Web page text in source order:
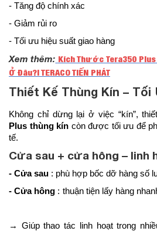
- Tăng độ chính xác
- Giảm rủi ro
- Tối ưu hiệu suất giao hàng
Xem thêm: Kích Thước Tera350
Ở Đâu?| TERACO TIẾN PHÁT
Thiết Kế Thùng Kín – Tối
Không chỉ dừng lại ở việc “kín”,
Plus thùng kín còn được tối ưu để
tế.
Cửa sau + cửa hông – linh
- Cửa sau : phù hợp bốc dỡ hàng số
- Cửa hông : thuận tiện lấy hàng
→ Giúp thao tác linh hoạt trong